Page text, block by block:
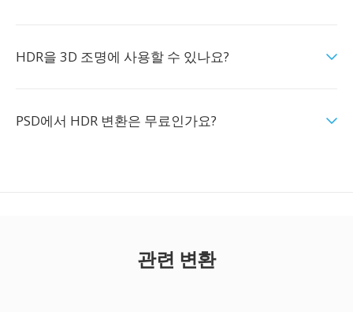
HDR을 3D 조명에 사용할 수 있나요?
PSD에서 HDR 변환은 무료인가요?
관련 변환